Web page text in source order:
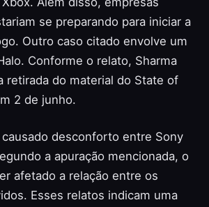
se preparando para iniciar a
Outro caso citado envolve um
Conforme o relato, Sharma
retirada do material do State of
2 de junho.
desconforto entre Sony
a apuração mencionada, o
afetado a relação entre os
Esses relatos indicam uma